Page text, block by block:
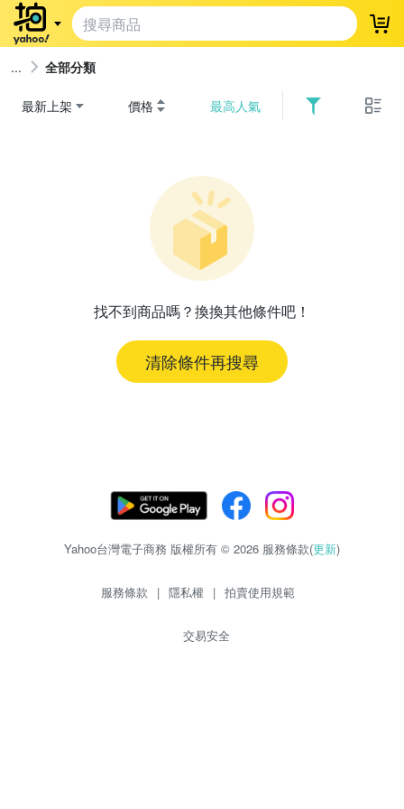
登
全部分類
最新上架 價格 最高人氣
找不到商品嗎？換換其他條件吧！
清除條件再搜尋
Yahoo台灣電子商務 版權所有 © 2026 服務條款(更新)
服務條款 | 隱私權 | 拍賣使用規範
交易安全